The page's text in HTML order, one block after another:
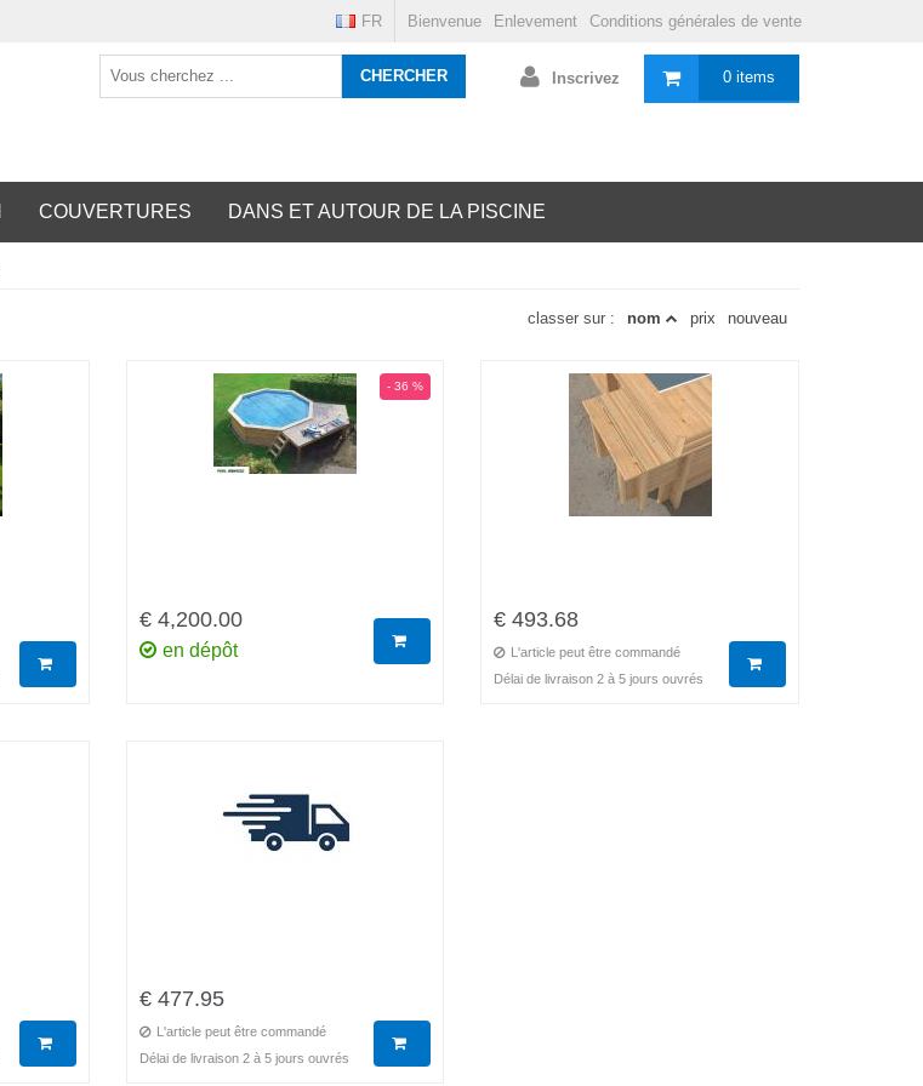
Bienvenue Enlevement Conditions générales de vente
FR
0 items
Inscrivez
CHERCHER
COUVERTURES DANS ET AUTOUR DE LA PISCINE
classer sur : nom prix nouveau
- 36 %
€ 4,200.00
en dépôt
€ 493.68
L'article peut être commandé
Délai de livraison 2 à 5 jours ouvrés
€ 477.95
L'article peut être commandé
Délai de livraison 2 à 5 jours ouvrés